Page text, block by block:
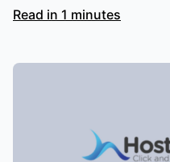
Read in 1 minutes